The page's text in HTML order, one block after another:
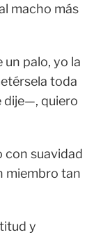
macho más
un palo, yo la
toda
dije—, quiero
con suavidad
miembro tan
y